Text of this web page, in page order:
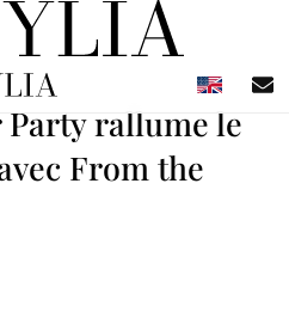
rallume le
From the